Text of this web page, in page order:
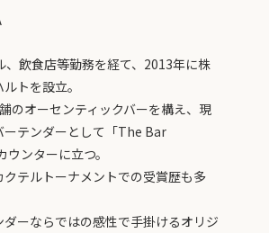
、飲食店等勤務を経て、2013年に株
トを設立。
のオーセンティックバーを構え、現
ーテンダーとして「The Bar
ンターに立つ。
クテルトーナメントでの受賞歴も多
ダーならではの感性で手掛けるオリジ